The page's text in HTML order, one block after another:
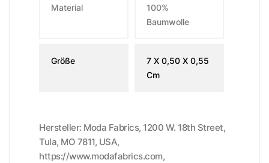
Material
100%
Baumwolle
Größe
7 X 0,50 X 0,55
Cm
Hersteller: Moda Fabrics, 1200 W. 18th Street,
Tula, MO 7811, USA,
https://www.modafabrics.com,